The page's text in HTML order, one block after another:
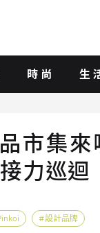
時尚 生
市集
力巡迴
設計品牌